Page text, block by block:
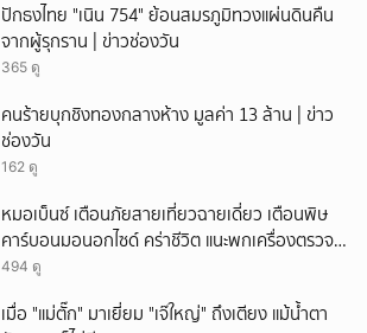
ปักธงไทย "เนิน 754" ย้อนสมรภูมิทวงแผ่นดินคืน
จากผู้รุกราน | ข่าวช่องวัน
365 ดู
คนร้ายบุกชิงทองกลางห้าง มูลค่า 13 ล้าน | ข่าว
ช่องวัน
162 ดู
หมอเบ็นซ์ เตือนภัยสายเที่ยวฉายเดี่ยว เตือนพิษ
คาร์บอนมอนอกไซด์ คร่าชีวิต แนะพกเครื่องตรวจ
วัดติดตัว
494 ดู
เมื่อ "แม่ตั๊ก" มาเยี่ยม "เจ๊ใหญ่" ถึงเตียง แม้น้ำตา